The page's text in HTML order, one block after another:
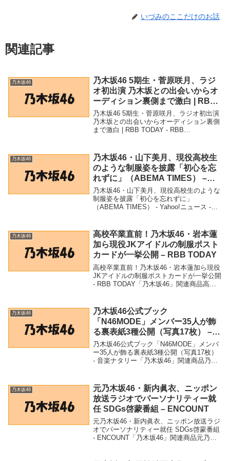
いづみのここだけのお話
関連記事
乃木坂46
乃木坂46 5期生・菅原咲月、ラジ
オ初出演 乃木坂との出会いからオ
ーディション裏側まで激白 | RBB
TODAY – RBB TODAY
乃木坂46 5期生・菅原咲月、ラジオ初出演
乃木坂との出会いからオーディション裏側
まで激白 | RBB TODAY - RBB
の出会いからオーディション裏...
乃木坂46
乃木坂46・山下美月、現役高校生
のような制服姿を披露「初心を忘
れずに」（ABEMA TIMES） –
Yahoo!ニュース – Yahoo!ニュー
ス
乃木坂46・山下美月、現役高校生のような
制服姿を披露「初心を忘れずに」
（ABEMA TIMES） - Yahoo!ニュース -
姿を披露「初心を忘れずに」...
乃木坂46
高校卒業直前！乃木坂46・岩本蓮
加ら現役JKアイドルの制服ポスト
カードが一挙公開 – RBB TODAY
高校卒業直前！乃木坂46・岩本蓮加ら現役
JKアイドルの制服ポストカードが一挙公開
- RBB TODAY「乃木坂46」関連商品高校
RBB TODAY 高校卒業...
乃木坂46
乃木坂46公式ブック
「N46MODE」メンバー35人が飾
る裏表紙3種公開（写真17枚） –
音楽ナタリー
乃木坂46公式ブック「N46MODE」メンバ
ー35人が飾る裏表紙3種公開（写真17枚）
- 音楽ナタリー「乃木坂46」関連商品乃木
楽ナタリー 乃木坂4...
乃木坂46
元乃木坂46・新内眞衣、ニッポン
放送ラジオでパーソナリティー就
任 SDGs啓蒙番組 – ENCOUNT
元乃木坂46・新内眞衣、ニッポン放送ラジ
オでパーソナリティー就任 SDGs啓蒙番組
- ENCOUNT「乃木坂46」関連商品元乃木